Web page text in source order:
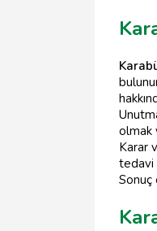
olmak
Karar
tedavi
Sonuç